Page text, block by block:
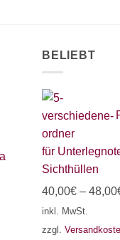
BELIEBT
für
Sichthüllen
40,00€ – 48,00
inkl. MwSt.
zzgl.